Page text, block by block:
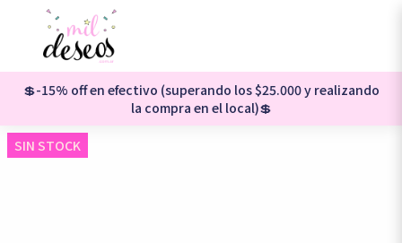
💲-15% off en efectivo (superando los $25.000 y realizando
la compra en el local)💲
SIN STOCK